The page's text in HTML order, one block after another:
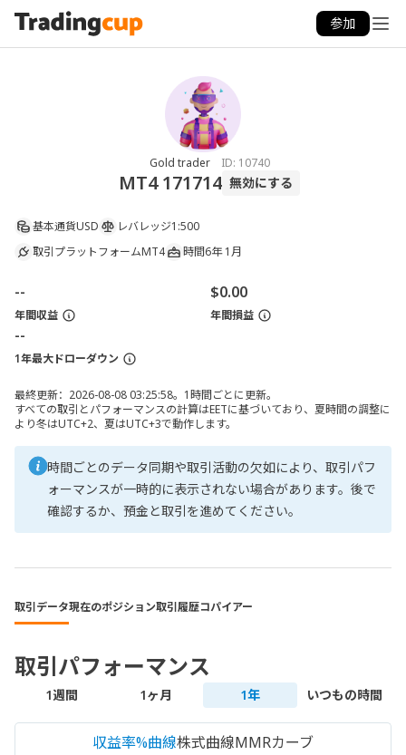
参加
Gold trader ID: 10740
MT4 171714 無効にする
基本通貨USD レバレッジ1:500
取引プラットフォームMT4 時間6年 1月
--
年間収益
$0.00
年間損益
--
1年最大ドローダウン
最終更新：2026-08-08 03:25:58。1時間ごとに更新。
すべての取引とパフォーマンスの計算はEETに基づいており、夏時間の調整に
より冬はUTC+2、夏はUTC+3で動作します。
時間ごとのデータ同期や取引活動の欠如により、取引パフ
ォーマンスが一時的に表示されない場合があります。後で
確認するか、預金と取引を進めてください。
取引データ現在のポジション取引履歴コパイアー
取引パフォーマンス
1週間 1ヶ月 1年 いつもの時間
収益率%曲線株式曲線MMRカーブ